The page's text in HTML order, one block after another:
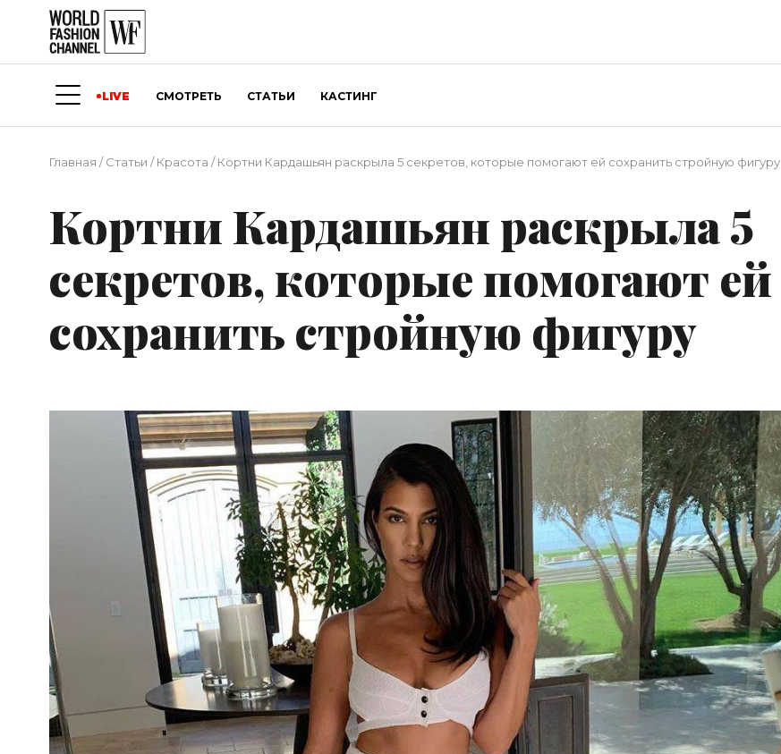
LIVE СМОТРЕТЬ СТАТЬИ КАСТИНГ
Главная /Статьи /Красота /Кортни Кардашьян раскрыла 5 секретов, которые помогают ей сохранить стройную фигуру
Кортни Кардашьян раскрыла 5
секретов, которые помогают ей
сохранить стройную фигуру